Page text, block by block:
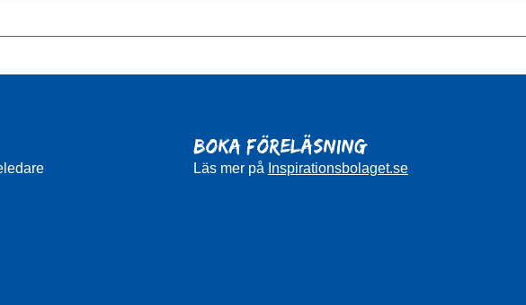
BOKA FÖRELÄSNING
Läs mer på Inspirationsbolaget.se